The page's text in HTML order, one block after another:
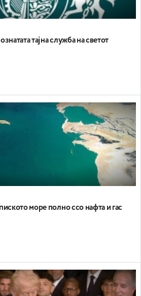
тајна служба на светот
море полно ссо нафта и гас